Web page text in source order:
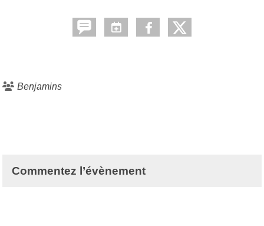
Benjamins
Commentez l’évènement